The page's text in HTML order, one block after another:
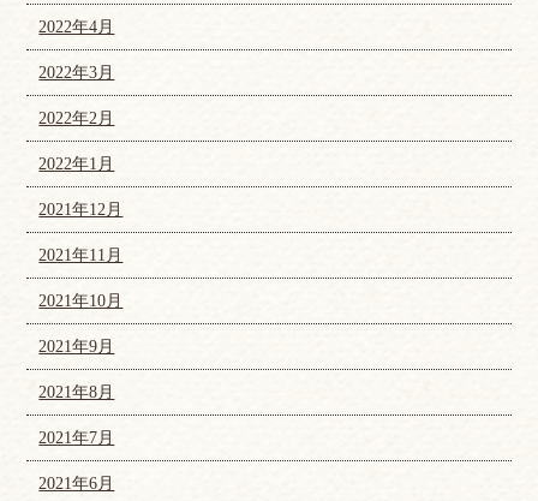
2022年4月
2022年3月
2022年2月
2022年1月
2021年12月
2021年11月
2021年10月
2021年9月
2021年8月
2021年7月
2021年6月